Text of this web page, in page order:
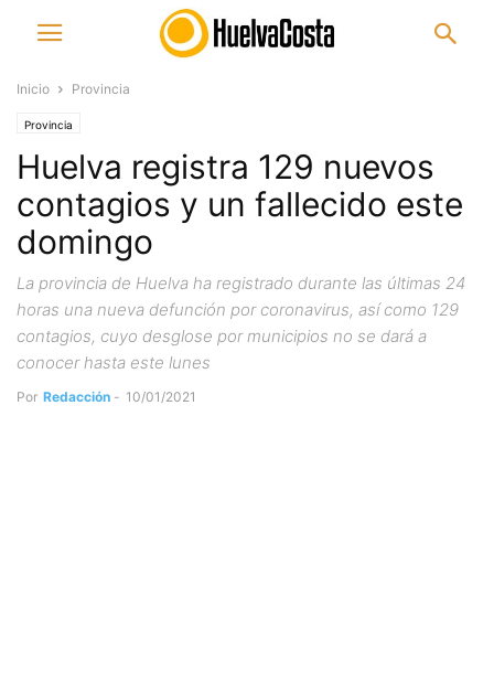
Inicio Provincia
Provincia
Huelva registra 129 nuevos
contagios y un fallecido este
domingo
La provincia de Huelva ha registrado durante las últimas 24
horas una nueva defunción por coronavirus, así como 129
contagios, cuyo desglose por municipios no se dará a
conocer hasta este lunes
Por Redacción - 10/01/2021